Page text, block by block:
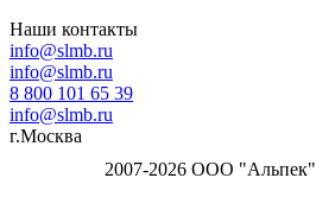
Наши контакты
info@slmb.ru
info@slmb.ru
8 800 101 65 39
info@slmb.ru
г.Москва
2007-2026 ООО "Альпек"